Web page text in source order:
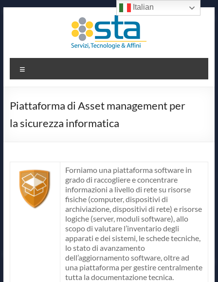
Sta
Servizi,
&
Piattaforma di Asset management per
la sicurezza informatica
Forniamo una piattaforma software in
grado di raccogliere e concentrare
informazioni a livello di rete su risorse
fisiche (computer, dispositivi di
archiviazione, dispositivi di rete) e risorse
logiche (server, moduli software), allo
scopo di valutare l’inventario degli
apparati e dei sistemi, le schede tecniche,
lo stato di avanzamento
dell’aggiornamento software, oltre ad
una piattaforma per gestire centralmente
tutta la documentazione tecnica.
Italian